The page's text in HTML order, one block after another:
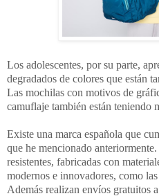
Los adolescentes, por su parte,
degradados de colores que están
Las mochilas con motivos de
camuflaje también están teniendo
Existe una marca española que
que he mencionado anteriormente.
resistentes, fabricadas con
modernos e innovadores, como
Además realizan envíos gratuitos